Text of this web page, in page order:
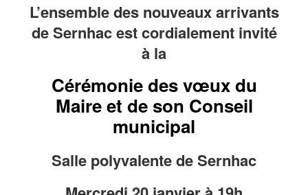
L’ensemble des nouveaux arrivants
de Sernhac est cordialement invité
à la
Cérémonie des vœux du
Maire et de son Conseil
municipal
Salle polyvalente de Sernhac